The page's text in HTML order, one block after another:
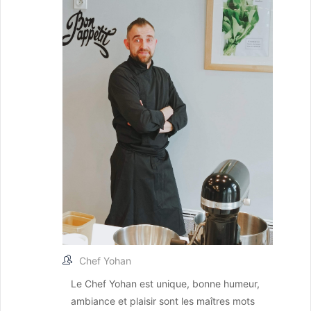
Chef Yohan
Le Chef Yohan est unique, bonne humeur,
ambiance et plaisir sont les maîtres mots